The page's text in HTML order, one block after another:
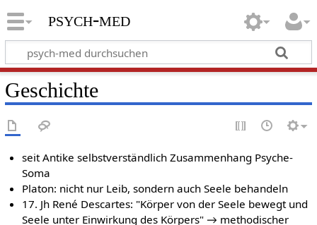
psych-med
Geschichte
seit Antike selbstverständlich Zusammenhang Psyche-
Soma
Platon: nicht nur Leib, sondern auch Seele behandeln
17. Jh René Descartes: "Körper von der Seele bewegt und
Seele unter Einwirkung des Körpers" → methodischer